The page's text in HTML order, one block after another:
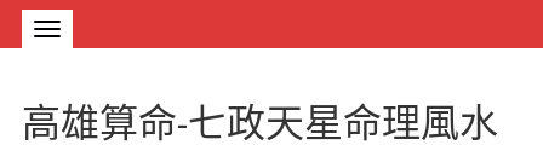
高雄算命-七政天星命理風水